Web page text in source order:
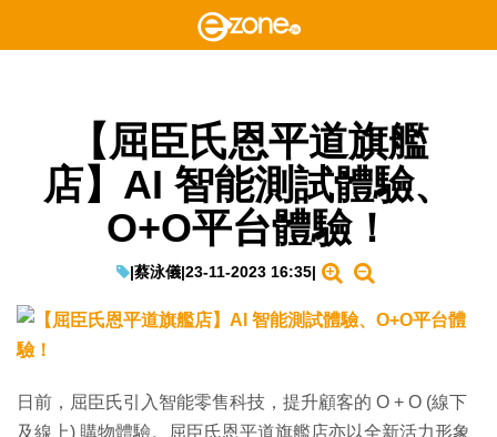
【屈臣氏恩平道旗艦
店】AI 智能測試體驗、
O+O平台體驗！
|蔡泳儀|23-11-2023 16:35|
日前，屈臣氏引入智能零售科技，提升顧客的 O + O (線下
及線上) 購物體驗。屈臣氏恩平道旗艦店亦以全新活力形象